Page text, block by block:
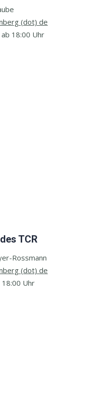
(dot) de
18:00 Uhr
TCR
Rossmann
(dot) de
18:00 Uhr